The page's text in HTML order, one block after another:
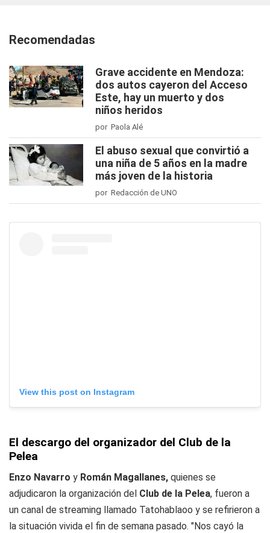
Recomendadas
Grave accidente en Mendoza:
dos autos cayeron del Acceso
Este, hay un muerto y dos
niños heridos
por Paola Alé
El abuso sexual que convirtió a
una niña de 5 años en la madre
más joven de la historia
por Redacción de UNO
View this post on Instagram
El descargo del organizador del Club de la
Pelea
Enzo Navarro y Román Magallanes, quienes se
adjudicaron la organización del Club de la Pelea, fueron a
un canal de streaming llamado Tatohablaoo y se refirieron a
la situación vivida el fin de semana pasado. "Nos cayó la